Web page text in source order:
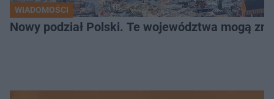
WIADOMOŚCI
Nowy podział Polski. Te województwa mogą